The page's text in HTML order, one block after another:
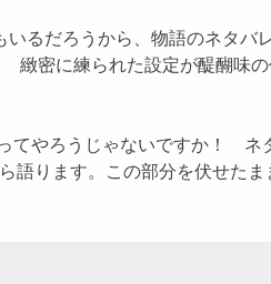
だろうから、物語のネタバ
密に練られた設定が醍醐味
やろうじゃないですか！
ります。この部分を伏せた